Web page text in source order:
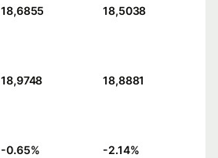
18,6855 18,5038
18,9748 18,8881
-0.65% -2.14%